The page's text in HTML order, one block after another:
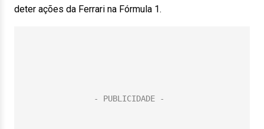
deter ações da Ferrari na Fórmula 1.